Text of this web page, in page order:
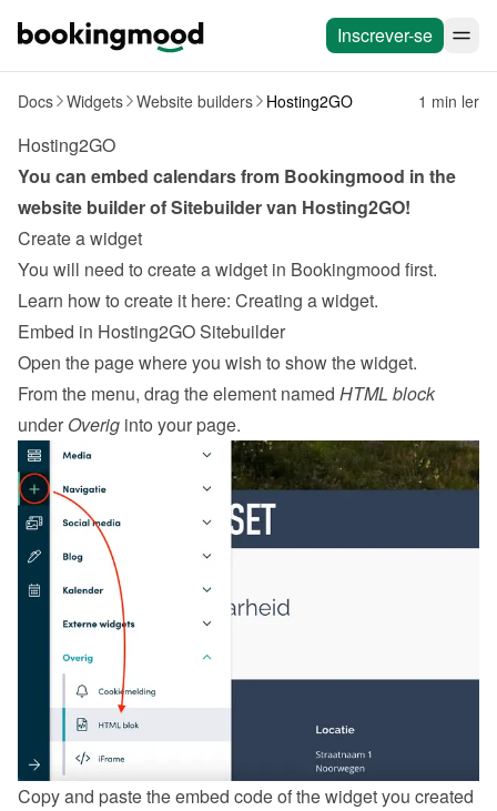
Inscrever-se
Docs Widgets Website builders Hosting2GO 1 min ler
Hosting2GO
You can embed calendars from Bookingmood in the
website builder of Sitebuilder van Hosting2GO!
Create a widget
You will need to create a widget in Bookingmood first.
Learn how to create it here: Creating a widget.
Embed in Hosting2GO Sitebuilder
Open the page where you wish to show the widget.
From the menu, drag the element named HTML block
under Overig into your page.
Copy and paste the embed code of the widget you created